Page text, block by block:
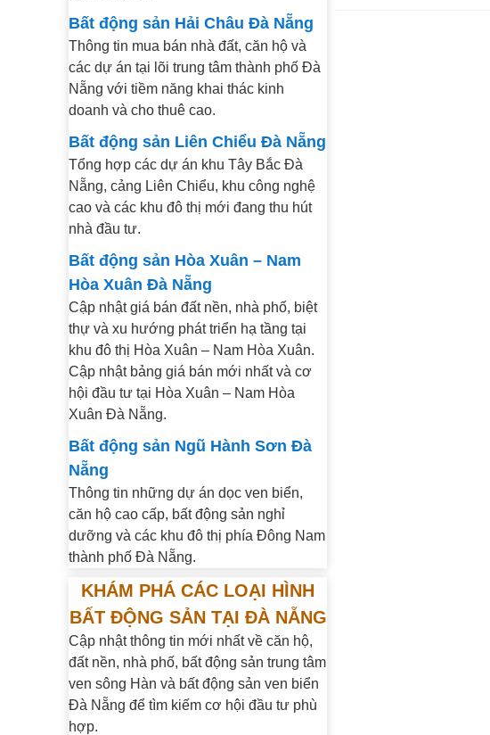
Bất động sản Hải Châu Đà Nẵng
Thông tin mua bán nhà đất, căn hộ và
các dự án tại lõi trung tâm thành phố Đà
Nẵng với tiềm năng khai thác kinh
doanh và cho thuê cao.
Bất động sản Liên Chiểu Đà Nẵng
Tổng hợp các dự án khu Tây Bắc Đà
Nẵng, cảng Liên Chiểu, khu công nghệ
cao và các khu đô thị mới đang thu hút
nhà đầu tư.
Bất động sản Hòa Xuân – Nam
Hòa Xuân Đà Nẵng
Cập nhật giá bán đất nền, nhà phố, biệt
thự và xu hướng phát triển hạ tầng tại
khu đô thị Hòa Xuân – Nam Hòa Xuân.
Cập nhật bảng giá bán mới nhất và cơ
hội đầu tư tại Hòa Xuân – Nam Hòa
Xuân Đà Nẵng.
Bất động sản Ngũ Hành Sơn Đà
Nẵng
Thông tin những dự án dọc ven biển,
căn hộ cao cấp, bất động sản nghỉ
dưỡng và các khu đô thị phía Đông Nam
thành phố Đà Nẵng.
KHÁM PHÁ CÁC LOẠI HÌNH
BẤT ĐỘNG SẢN TẠI ĐÀ NẴNG
Cập nhật thông tin mới nhất về căn hộ,
đất nền, nhà phố, bất động sản trung tâm
ven sông Hàn và bất động sản ven biển
Đà Nẵng để tìm kiếm cơ hội đầu tư phù
hợp.